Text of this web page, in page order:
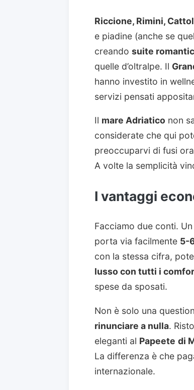
Riccione, Rimini,
e piadine (anche se
creando suite
quelle d’oltralpe. Il
hanno investito in
servizi pensati
Il mare Adriatico non
considerate che qui
preoccuparvi di fusi
A volte la semplicità
I vantaggi
Facciamo due conti.
porta via facilmente 5-
con la stessa cifra,
lusso con tutti i
spese da sposati.
Non è solo una
rinunciare a nulla.
eleganti al Papeete di
La differenza è che
internazionale.